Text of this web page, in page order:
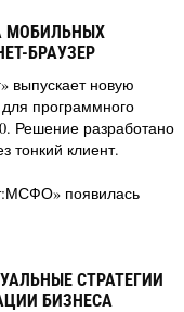
МОБИЛЬНЫХ
БРАУЗЕР
выпускает новую
программного
Решение разработано
тонкий клиент.
появилась
СТРАТЕГИИ
БИЗНЕСА